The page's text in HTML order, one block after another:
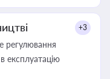
+3
регулювання
експлуатацію